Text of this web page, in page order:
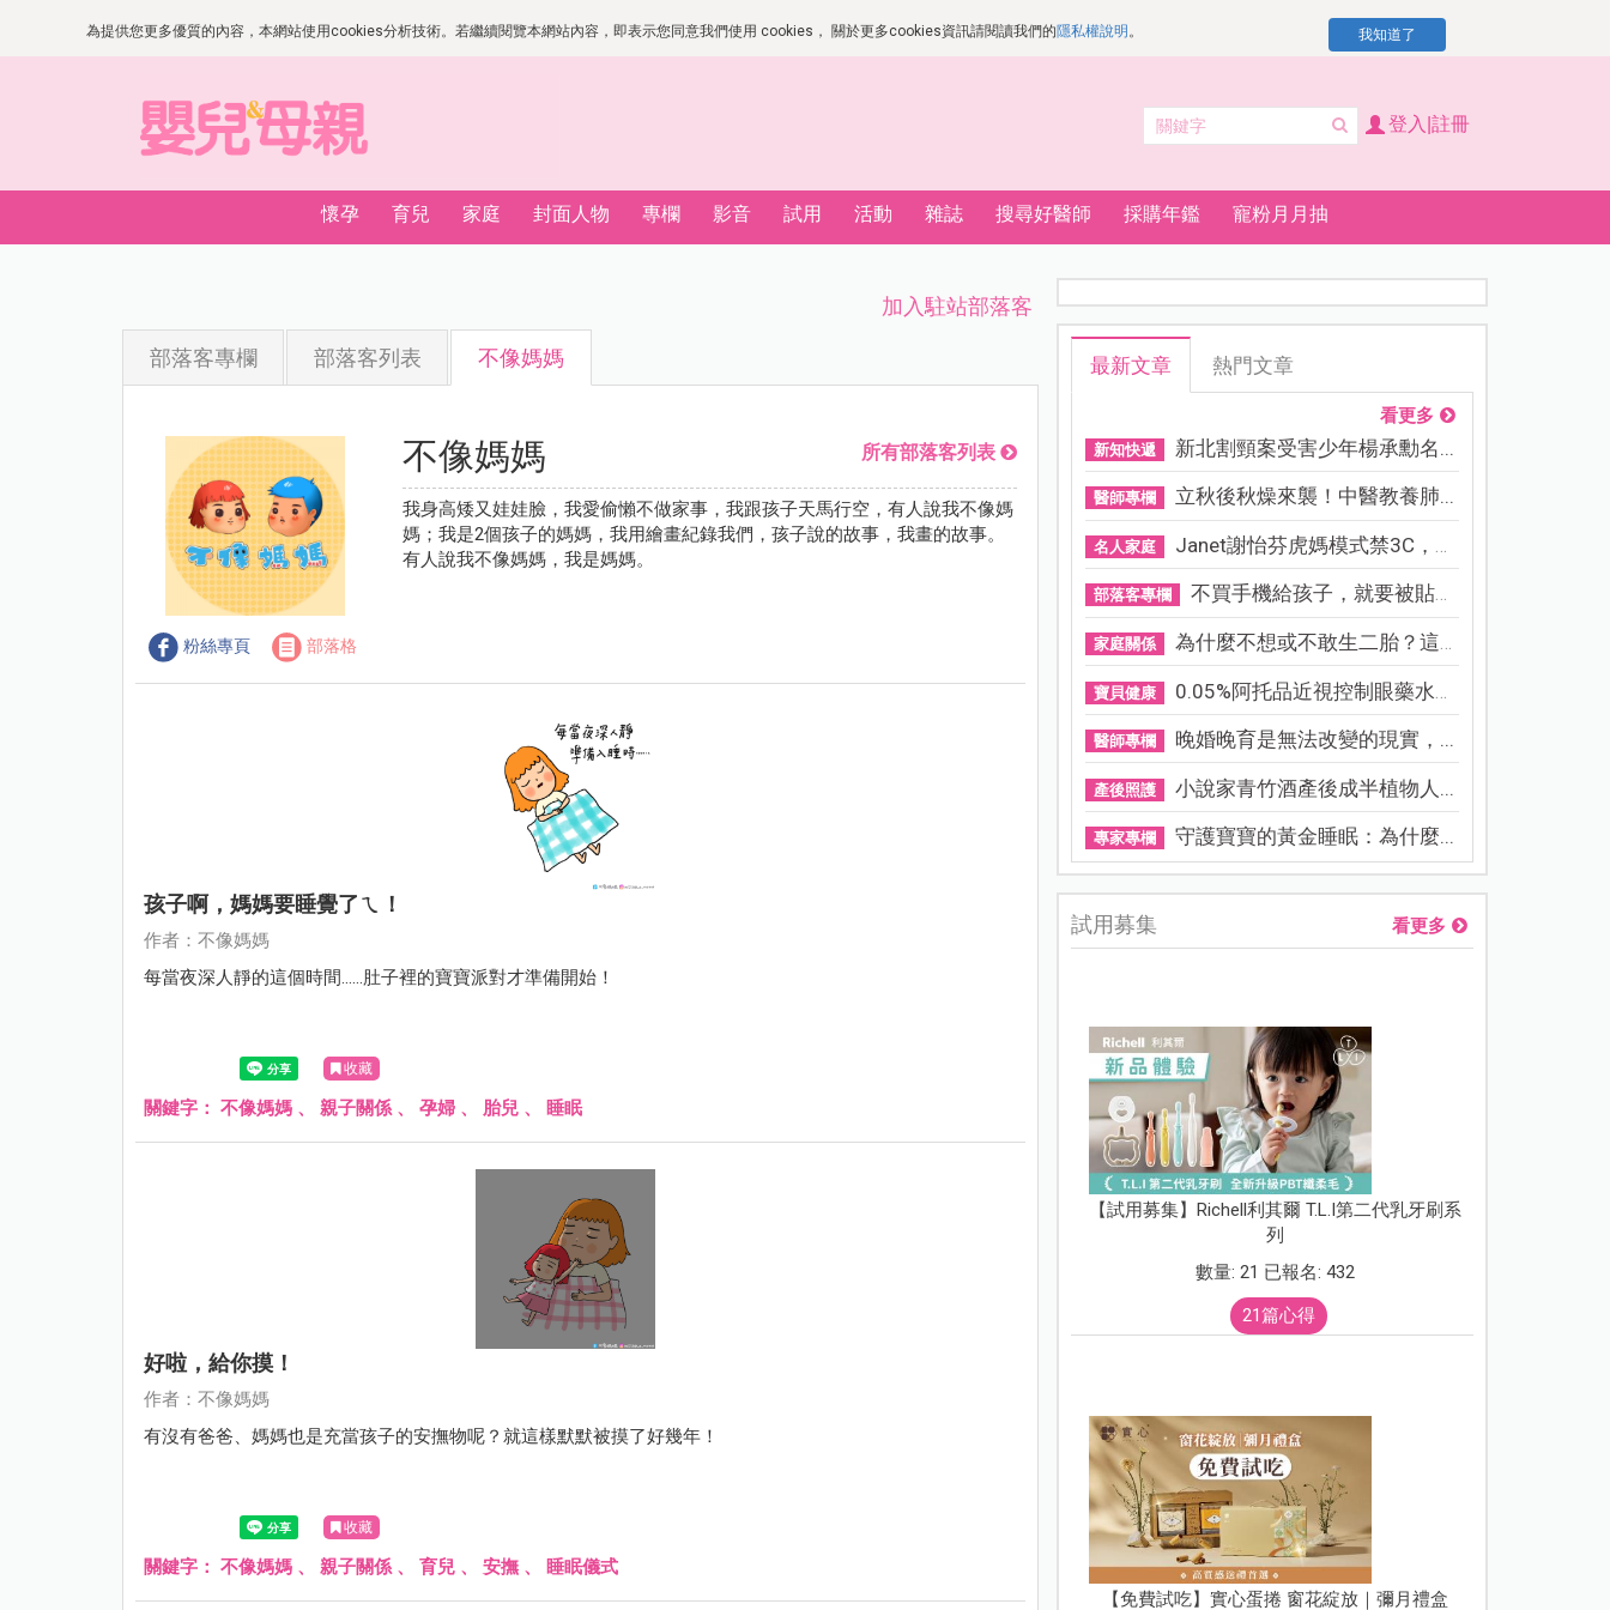
為提供您更多優質的內容，本網站使用cookies分析技術。若繼續閱覽本網站內容，即表示您同意我們使用 cookies， 關於更多cookies資訊請閱讀我們的隱私權說明 。 我知道了
登入|註冊
懷孕 育兒 家庭 封面人物 專欄 影音 試用 活動 雜誌 搜尋好醫師 採購年鑑 寵粉月月抽
加入駐站部落客
部落客專欄 部落客列表 不像媽媽
粉絲專頁 部落格
不像媽媽 所有部落客列表
我身高矮又娃娃臉，我愛偷懶不做家事，我跟孩子天馬行空，有人說我不像媽
媽；我是2個孩子的媽媽，我用繪畫紀錄我們，孩子說的故事，我畫的故事。
有人說我不像媽媽，我是媽媽。
孩子啊，媽媽要睡覺了ㄟ！
作者：不像媽媽
每當夜深人靜的這個時間......肚子裡的寶寶派對才準備開始！
收藏
關鍵字： 不像媽媽 、 親子關係 、 孕婦 、 胎兒 、 睡眠
好啦，給你摸！
作者：不像媽媽
有沒有爸爸、媽媽也是充當孩子的安撫物呢？就這樣默默被摸了好幾年！
收藏
關鍵字： 不像媽媽 、 親子關係 、 育兒 、 安撫 、 睡眠儀式
最新文章 熱門文章
看更多
新知快遞 新北割頸案受害少年楊承勳名...
醫師專欄 立秋後秋燥來襲！中醫教養肺...
名人家庭 Janet謝怡芬虎媽模式禁3C，看...
部落客專欄 不買手機給孩子，就要被貼「...
家庭關係 為什麼不想或不敢生二胎？這8...
寶貝健康 0.05%阿托品近視控制眼藥水納...
醫師專欄 晚婚晚育是無法改變的現實，...
產後照護 小說家青竹酒產後成半植物人...
專家專欄 守護寶寶的黃金睡眠：為什麼...
試用募集 看更多
【試用募集】Richell利其爾 T.L.I第二代乳牙刷系
列
數量: 21 已報名: 432
21篇心得
【免費試吃】實心蛋捲 窗花綻放｜彌月禮盒